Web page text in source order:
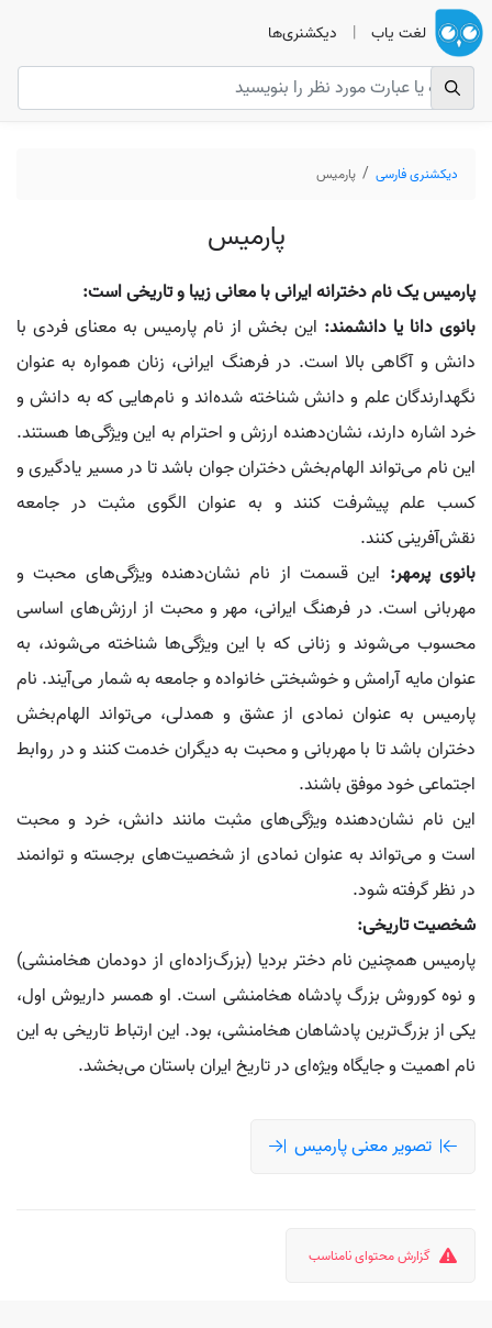
لغت یاب | دیکشنری‌ها
دیکشنری فارسی پارمیس
پارمیس
پارمیس یک نام دخترانه ایرانی با معانی زیبا و تاریخی است:
بانوی دانا یا دانشمند: این بخش از نام پارمیس به معنای فردی با
دانش و آگاهی بالا است. در فرهنگ ایرانی، زنان همواره به عنوان
نگهدارندگان علم و دانش شناخته شده‌اند و نام‌هایی که به دانش و
خرد اشاره دارند، نشان‌دهنده ارزش و احترام به این ویژگی‌ها هستند.
این نام می‌تواند الهام‌بخش دختران جوان باشد تا در مسیر یادگیری و
کسب علم پیشرفت کنند و به عنوان الگوی مثبت در جامعه
نقش‌آفرینی کنند.
بانوی پرمهر: این قسمت از نام نشان‌دهنده ویژگی‌های محبت و
مهربانی است. در فرهنگ ایرانی، مهر و محبت از ارزش‌های اساسی
محسوب می‌شوند و زنانی که با این ویژگی‌ها شناخته می‌شوند، به
عنوان مایه آرامش و خوشبختی خانواده و جامعه به شمار می‌آیند. نام
پارمیس به عنوان نمادی از عشق و همدلی، می‌تواند الهام‌بخش
دختران باشد تا با مهربانی و محبت به دیگران خدمت کنند و در روابط
اجتماعی خود موفق باشند.
این نام نشان‌دهنده ویژگی‌های مثبت مانند دانش، خرد و محبت
است و می‌تواند به عنوان نمادی از شخصیت‌های برجسته و توانمند
در نظر گرفته شود.
شخصیت تاریخی:
پارمیس همچنین نام دختر بردیا (بزرگ‌زاده‌ای از دودمان هخامنشی)
و نوه کوروش بزرگ پادشاه هخامنشی است. او همسر داریوش اول،
یکی از بزرگ‌ترین پادشاهان هخامنشی، بود. این ارتباط تاریخی به این
نام اهمیت و جایگاه ویژه‌ای در تاریخ ایران باستان می‌بخشد.
تصویر معنی پارمیس
گزارش محتوای نامناسب